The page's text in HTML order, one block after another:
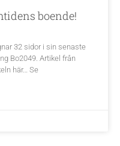
boende!
32 sidor i sin senaste
Bo2049. Artikel från
här… Se